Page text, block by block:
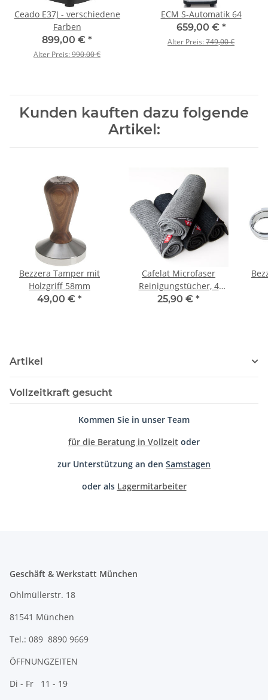
Ceado E37J - verschiedene
Farben
899,00 € *
Alter Preis:990,00 €
ECM S-Automatik 64
659,00 € *
Alter Preis:749,00 €
Kunden kauften dazu folgende
Artikel:
Bezzera Tamper mit
Holzgriff 58mm
49,00 € *
Cafelat Microfaser
Reinigungstücher, 4
Stück
25,90 € *
Artikel
Vollzeitkraft gesucht
Kommen Sie in unser Team
für die Beratung in Vollzeit oder
zur Unterstützung an den Samstagen
oder als Lagermitarbeiter
Geschäft & Werkstatt München
Ohlmüllerstr. 18
81541 München
Tel.: 089 8890 9669
ÖFFNUNGZEITEN
Di - Fr 11 - 19